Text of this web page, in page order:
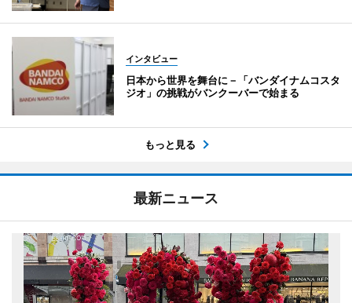
インタビュー
日本から世界を舞台に－「バンダイナムコスタ
ジオ」の挑戦がバンクーバーで始まる
もっと見る
最新ニュース